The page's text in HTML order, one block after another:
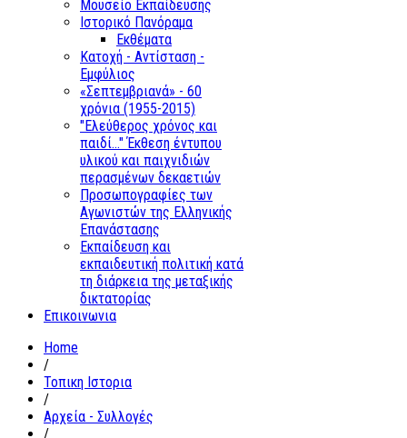
Μουσείο Εκπαίδευσης
Ιστορικό Πανόραμα
Εκθέματα
Κατοχή - Αντίσταση -
Εμφύλιος
«Σεπτεμβριανά» - 60
χρόνια (1955-2015)
"Ελεύθερος χρόνος και
παιδί..." Έκθεση έντυπου
υλικού και παιχνιδιών
περασμένων δεκαετιών
Προσωπογραφίες των
Αγωνιστών της Ελληνικής
Επανάστασης
Εκπαίδευση και
εκπαιδευτική πολιτική κατά
τη διάρκεια της μεταξικής
δικτατορίας
Επικοινωνια
Home
/
Τοπικη Ιστορια
/
Αρχεία - Συλλογές
/